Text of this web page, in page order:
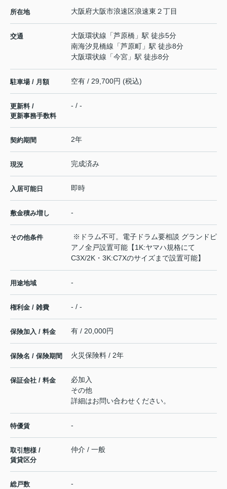
所在地 大阪府大阪市浪速区浪速東 ２丁目
交通 大阪環状線 「芦原橋 」駅 徒歩5分
南海汐見橋線 「芦原町 」駅 徒歩8分
大阪環状線 「今宮 」駅 徒歩8分
駐車場 / 月額 空有 / 29,700円 (税込)
更新料 /
更新事務手数料
- / -
契約期間 2年
現況 完成済み
入居可能日 即時
敷金積み増し -
その他条件
※ドラム不可。電子ドラム要相談 グランドピ
アノ全戸設置可能【1K:ヤマハ規格にて
C3X/2K・3K:C7Xのサイズまで設置可能】
用途地域 -
権利金 / 雑費 - / -
保険加入 / 料金 有 / 20,000円
保険名 / 保険期間 火災保険料 / 2年
保証会社 / 料金
必加入
その他
詳細はお問い合わせください。
特優賃 -
取引態様 /
賃貸区分
仲介 / 一般
総戸数 -